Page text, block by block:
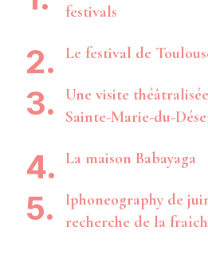
festivals
Le festival de
Une visite
Sainte-Marie-du-
La maison Babayaga
Iphoneography de
recherche de la